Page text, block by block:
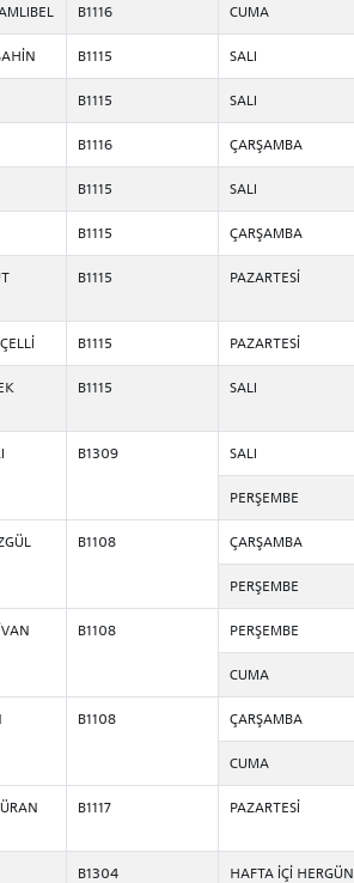
B1116 CUMA
B1115 SALI
B1115 SALI
B1116 ÇARŞAMBA
B1115 SALI
B1115 ÇARŞAMBA
B1115 PAZARTESİ
B1115 PAZARTESİ
B1115 SALI
B1309 SALI
PERŞEMBE
B1108 ÇARŞAMBA
PERŞEMBE
B1108 PERŞEMBE
CUMA
B1108 ÇARŞAMBA
CUMA
B1117 PAZARTESİ
B1304
HAFTA İÇİ HERGÜN